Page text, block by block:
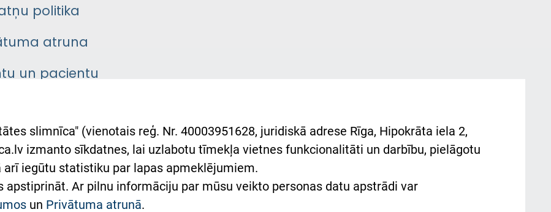
politika
atruna
un pacientu
slimnīcas
Ukrainai
Східної лікарні
з Україною
slimnīca" (vienotais reģ. Nr. 40003951628, juridiskā adrese Rīga, Hipokrāta iela 2,
izmanto sīkdatnes, lai uzlabotu tīmekļa vietnes funkcionalitāti un darbību, pielāgotu
iegūtu statistiku par lapas apmeklējumiem.
apstiprināt. Ar pilnu informāciju par mūsu veikto personas datu apstrādi var
un Privātuma atrunā.